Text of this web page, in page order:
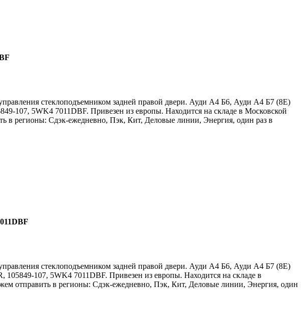
стеклоподъемником задней правой двери. Ауди А4 Б6, Ауди А4 Б7 (8Е)
107, 5WK4 7011DBF. Привезен из европы. Находится на складе в Московской
регионы: Сдэк-ежедневно, Пэк, Кит, Деловые линии, Энергия, один раз в
стеклоподъемником задней правой двери. Ауди А4 Б6, Ауди А4 Б7 (8Е)
107, 5WK4 7011DBF. Привезен из европы. Находится на складе в
отправить в регионы: Сдэк-ежедневно, Пэк, Кит, Деловые линии, Энергия, один